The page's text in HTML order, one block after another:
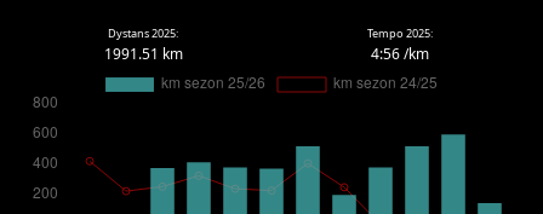
Dystans 2025:
1991.51 km
Tempo 2025:
4:56 /km